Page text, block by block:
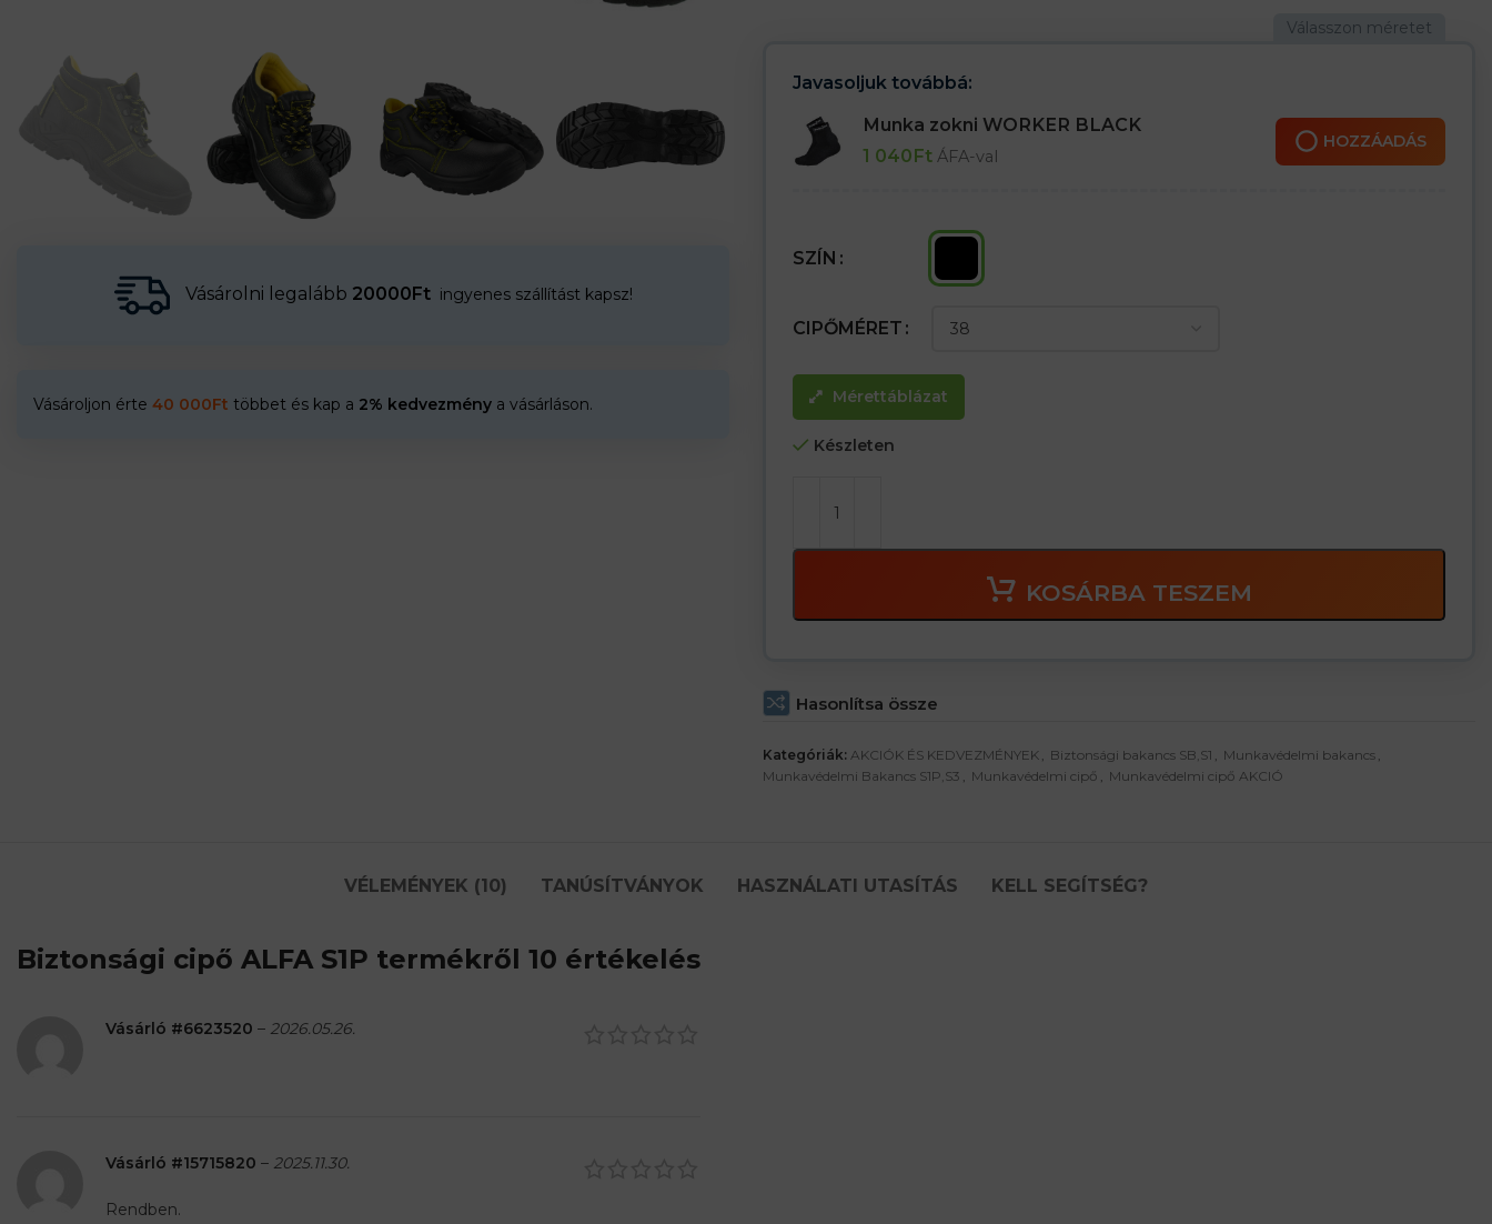
Vásárolni legalább 20000Ft ingyenes szállítást kapsz!
Vásároljon érte 40 000Ft többet és kap a 2% kedvezmény a vásárláson.
– Acél orr 200 J/15 kN
– S1P SRC kategória
Munkavédelmi cipő – bokacsizma
Javasoljuk továbbá:
Munka zokni WORKER BLACK
1 040Ft ÁFA-val
HOZZÁADÁS
SZÍN
CIPŐMÉRET
Mérettáblázat
Készleten
KOSÁRBA TESZEM
Hasonlítsa össze
Kategóriák: AKCIÓK ÉS KEDVEZMÉNYEK , Biztonsági bakancs SB,S1 , Munkavédelmi bakancs ,
Munkavédelmi Bakancs S1P,S3 , Munkavédelmi cipő , Munkavédelmi cipő AKCIÓ
VÉLEMÉNYEK (10) TANÚSÍTVÁNYOK HASZNÁLATI UTASÍTÁS KELL SEGÍTSÉG?
Biztonsági cipő ALFA S1P termékről 10 értékelés
Vásárló #6623520 – 2026.05.26.
Vásárló #15715820 – 2025.11.30.
Rendben.